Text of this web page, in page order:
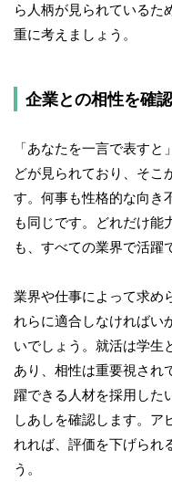
ら人柄が見られているた
重に考えましょう。
企業との相性を確
「あなたを一言で表す
どが見られており、そこ
す。何事も性格的な向き
も同じです。どれだけ能
も、すべての業界で活躍
業界や仕事によって求め
れらに適合しなければい
いでしょう。就活は学生
あり、相性は重要視され
躍できる人材を採用した
しあしを確認します。ア
れれば、評価を下げられ
う。